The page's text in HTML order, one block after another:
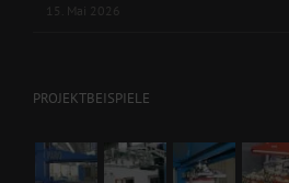
15. Mai 2026
PROJEKTBEISPIELE